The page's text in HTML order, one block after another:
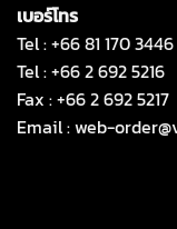
เบอร์โทร
Tel : +66 81 170
Tel : +66 2 692 5216
Fax : +66 2 692 5217
Email :web-